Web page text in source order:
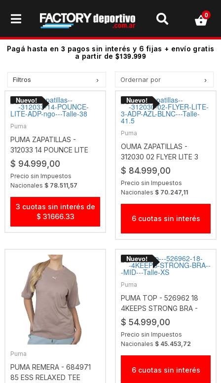
Pagá hasta en 3 pagos sin interés y 6 fijas + envío gratis
a partir de $139.999
0
Filtros
Ordernar por
Precio más alto.
Los más vendidos
A - Z
Z - A
Fecha de lanzamiento
Puma
PUMA ZAPATILLAS -
312033 14 POUNCE LITE
ADP NGO
$ 94.999,00
Precio sin Impuestos
Nacionales $ 78.511,57
3 cuotas sin interés de
$ 31666.33
Puma
OUMA ZAPATILLAS -
312030 02 FLYER LITE 3
ADP AZL-BLNC
$ 84.999,00
Precio sin Impuestos
Nacionales $ 70.247,11
6 cuotas sin interés
Puma
PUMA REMERA - 684971
85 ESS RELAXED TEE
Puma
PUMA TOP - 526962 18
4KEEPS STRONG BRA -
MID
$ 54.999,00
Precio sin Impuestos
Nacionales $ 45.453,72
6 cuotas sin interés